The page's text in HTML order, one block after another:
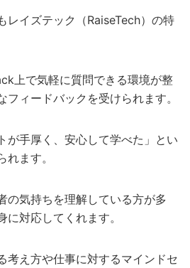
レイズテック（RaiseTech）の特
上で気軽に質問できる環境が整
フィードバックを受けられます。
が手厚く、安心して学べた」とい
ます。
の気持ちを理解している方が多
に対応してくれます。
考え方や仕事に対するマインドセ